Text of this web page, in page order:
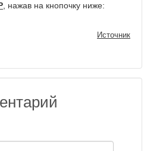
, нажав на кнопочку ниже:
Источник